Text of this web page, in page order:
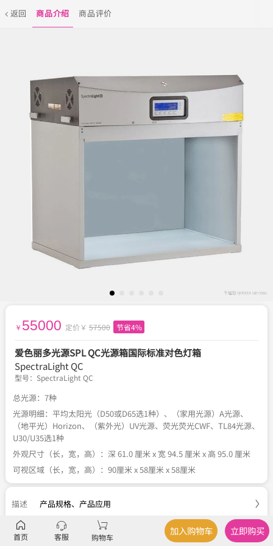
返回 商品介绍 商品评价
￥ 55000 定价￥ 57500 节省4%
爱色丽多光源SPL QC光源箱国际标准对色灯箱
SpectraLight QC
型号： SpectraLight QC
总光源：7种
光源明细：平均太阳光（D50或D65选1种）、（家用光源）A光源、
（地平光）Horizon、（紫外光）UV光源、荧光荧光CWF、TL84光源、
U30/U35选1种
外观尺寸（长，宽，高）：深 61.0 厘米 x 宽 94.5 厘米 x 高 95.0 厘米
可视区域（长，宽，高）：90厘米 x 58厘米 x 58厘米
描述 产品规格、 产品应用
参数 品牌、型号、类型
首页 客服 购物车
加入购物车 立即购买